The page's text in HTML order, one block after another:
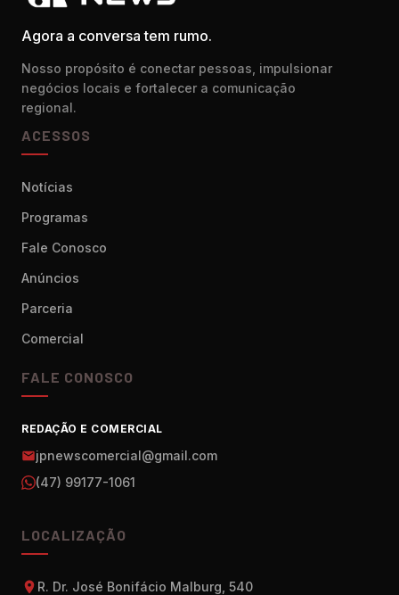
Agora a conversa tem rumo.
Nosso propósito é conectar pessoas, impulsionar
negócios locais e fortalecer a comunicação
regional.
ACESSOS
Notícias
Programas
Fale Conosco
Anúncios
Parceria
Comercial
FALE CONOSCO
REDAÇÃO E COMERCIAL
jpnewscomercial@gmail.com
(47) 99177-1061
LOCALIZAÇÃO
R. Dr. José Bonifácio Malburg, 540